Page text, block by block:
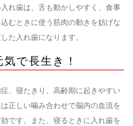
れ歯は、舌も動かしやすく、食事
むときに使う筋肉の動きを妨げな
た入れ歯になります。
で長生き！
、寝たきり、高齢期に起きやすい
正しい噛み合わせで脳内の血流を
です。また、寝るときに入れ歯を